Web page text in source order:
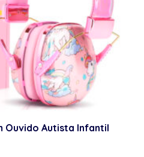
Ouvido Autista Infantil